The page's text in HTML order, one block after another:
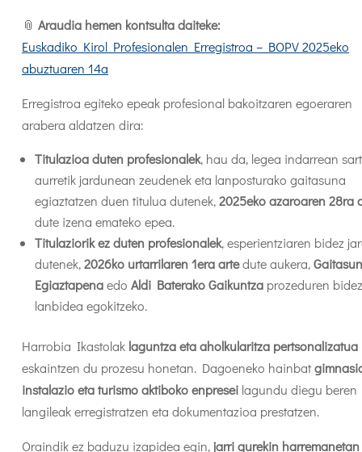
📎 Araudia hemen kontsulta daiteke:
Euskadiko Kirol Profesionalen Erregistroa – BOPV 2025eko
abuztuaren 14a
Erregistroa egiteko epeak profesional bakoitzaren egoeraren
arabera aldatzen dira:
Titulazioa duten profesionalek, hau da, legea indarrean
aurretik jardunean zeudenek eta lanposturako gaitasuna
egiaztatzen duen titulua dutenek,2025eko azaroaren 28ra
dute izena emateko epea.
Titulaziorik ez duten profesionalek, esperientziaren bidez
dutenek,2026ko urtarrilaren 1era artedute aukera,
Egiaztapenaedo Aldi Baterako Gaikuntza prozeduren
lanbidea egokitzeko.
Harrobia Ikastolak laguntza eta aholkularitza pertsonalizatua
eskaintzen du prozesu honetan. Dagoeneko hainbat
instalazio eta turismo aktiboko enpresei lagundu diegu beren
langileak erregistratzen eta dokumentazioa prestatzen.
Oraindik ez baduzu izapidea egin,jarri gurekin